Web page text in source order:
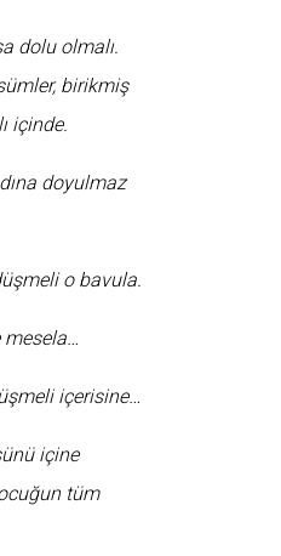
dolu olmalı.
birikmiş
içinde.
doyulmaz
o bavula.
mesela…
içerisine…
içine
tüm